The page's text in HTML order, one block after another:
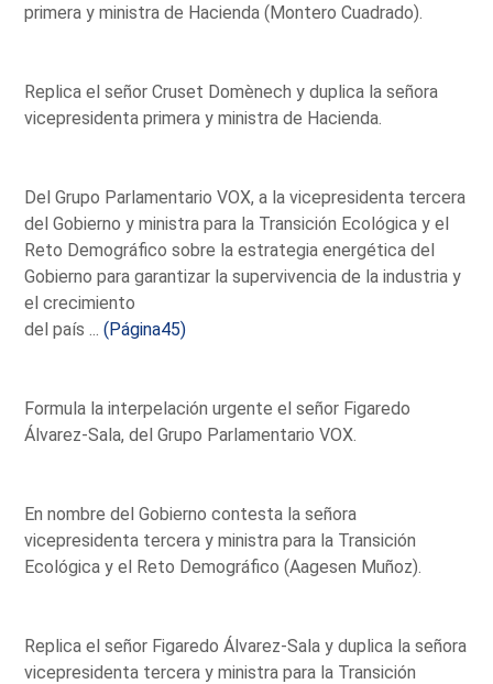
primera y ministra de Hacienda (Montero Cuadrado).
Replica el señor Cruset Domènech y duplica la señora
vicepresidenta primera y ministra de Hacienda.
Del Grupo Parlamentario VOX, a la vicepresidenta tercera
del Gobierno y ministra para la Transición Ecológica y el
Reto Demográfico sobre la estrategia energética del
Gobierno para garantizar la supervivencia de la industria y
el crecimiento
del país ...(Página45)
Formula la interpelación urgente el señor Figaredo
Álvarez-Sala, del Grupo Parlamentario VOX.
En nombre del Gobierno contesta la señora
vicepresidenta tercera y ministra para la Transición
Ecológica y el Reto Demográfico (Aagesen Muñoz).
Replica el señor Figaredo Álvarez-Sala y duplica la señora
vicepresidenta tercera y ministra para la Transición